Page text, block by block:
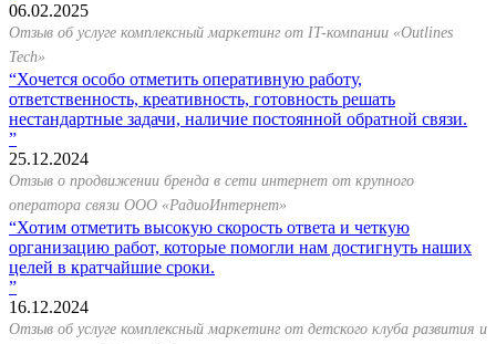
06.02.2025
Отзыв об услуге комплексный маркетинг от IT-компании «Outlines
Tech»
Хочется особо отметить оперативную работу,
ответственность, креативность, готовность решать
нестандартные задачи, наличие постоянной обратной связи.
25.12.2024
Отзыв о продвижении бренда в сети интернет от крупного
оператора связи ООО «РадиоИнтернет»
Хотим отметить высокую скорость ответа и четкую
организацию работ, которые помогли нам достигнуть наших
целей в кратчайшие сроки.
16.12.2024
Отзыв об услуге комплексный маркетинг от детского клуба развития и